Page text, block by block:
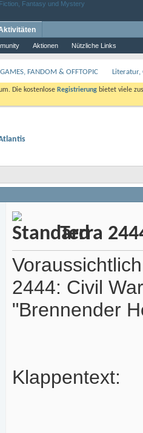
Aktionen Nützliche Links
GAMES, FANDOM & OFFTOPIC Literatur,
Die kostenlose Registrierung bietet viele
Terra
2444: Civil
"Brennender
Klappentext: